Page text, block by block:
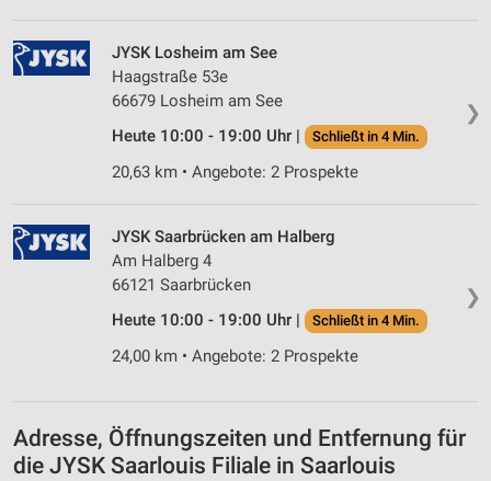
❯
JYSK Losheim am See
Haagstraße 53e
66679 Losheim am See
Heute 10:00 - 19:00 Uhr |
Schließt in 4 Min.
20,63 km • Angebote: 2 Prospekte
❯
JYSK Saarbrücken am Halberg
Am Halberg 4
66121 Saarbrücken
Heute 10:00 - 19:00 Uhr |
Schließt in 4 Min.
24,00 km • Angebote: 2 Prospekte
Adresse, Öffnungszeiten und Entfernung für
die JYSK Saarlouis Filiale in Saarlouis